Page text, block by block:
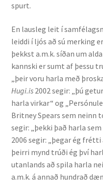
Styrkir og verðlaun
Utan Háskólans
Verkefnisstjórn
Þjónusta
Rannsóknir
Máltækni
spurt.
En lausleg leit í
leiddi í ljós að sú merking
þekkst a.m.k. síðan um
kannski er sumt af þessu
„þeir voru harla með
Hugi.is 2002 segir: „þú
harla virkar“ og
Britney Spears sem neinn
segir: „þekki það harla
2006 segir: „þegar ég
þeirri mynd trúði ég því
utanlands að spila harla
a.m.k. á annað hundrað